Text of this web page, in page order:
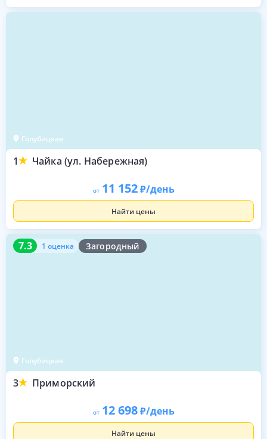
Голубицкая
1 Чайка (ул. Набережная)
от 11 152 /день
Найти цены
7.3 1 оценка Загородный
Голубицкая
3 Приморский
7.3 1 оценка
от 12 698 /день
Найти цены